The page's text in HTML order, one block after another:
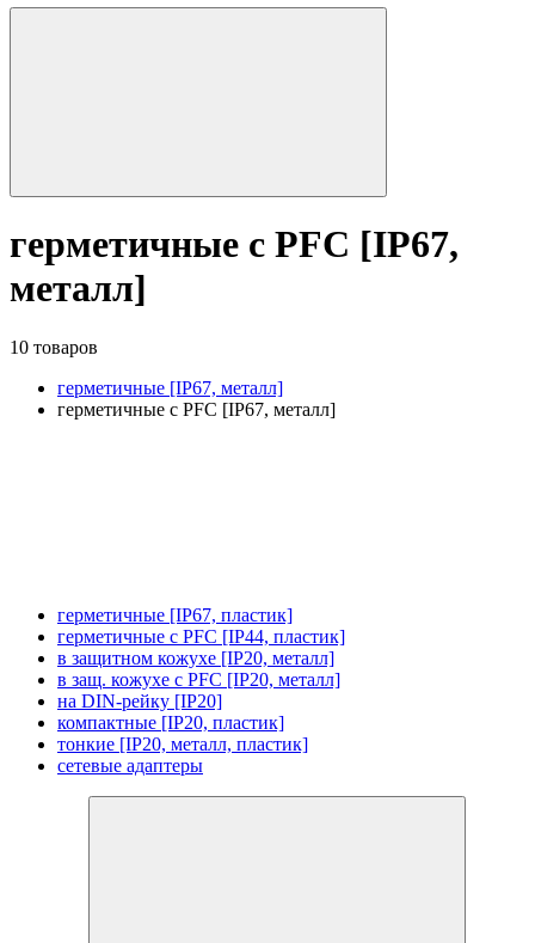
герметичные с PFC [IP67,
металл]
10 товаров
герметичные [IP67, металл]
герметичные с PFC [IP67, металл]
герметичные [IP67, пластик]
герметичные с PFC [IP44, пластик]
в защитном кожухе [IP20, металл]
в защ. кожухе с PFC [IP20, металл]
на DIN-рейку [IP20]
компактные [IP20, пластик]
тонкие [IP20, металл, пластик]
сетевые адаптеры